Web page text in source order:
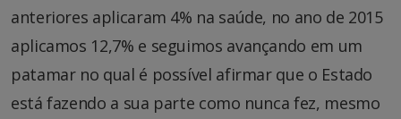
anteriores aplicaram 4% na saúde, no ano de 2015
aplicamos 12,7% e seguimos avançando em um
patamar no qual é possível afirmar que o Estado
está fazendo a sua parte como nunca fez, mesmo